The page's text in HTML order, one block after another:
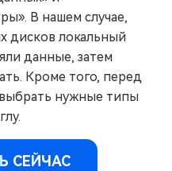
В нашем случае,
дисков локальный
данные, затем
Кроме того, перед
нужные типы
СЕЙЧАС